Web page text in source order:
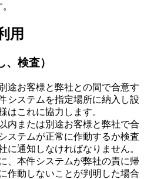
用
検査）
途お客様と弊社との間で合意す
システムを指定場所に納入し設
はこれに協力します。
内または別途お客様と弊社で合
ステムが正常に作動するか検査
に通知しなければなりません。
、本件システムが弊社の責に帰
作動しないことが判明した場合